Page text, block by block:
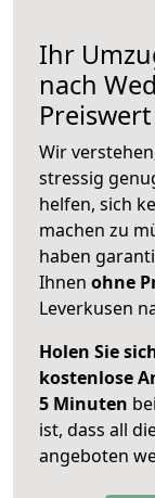
Ihr
nach
Preiswert
Wir
stressig
helfen, sich
machen zu
haben
Ihnen ohne
Leverkusen
Holen Sie
kostenlose
5 Minuten
ist, dass all
angeboten